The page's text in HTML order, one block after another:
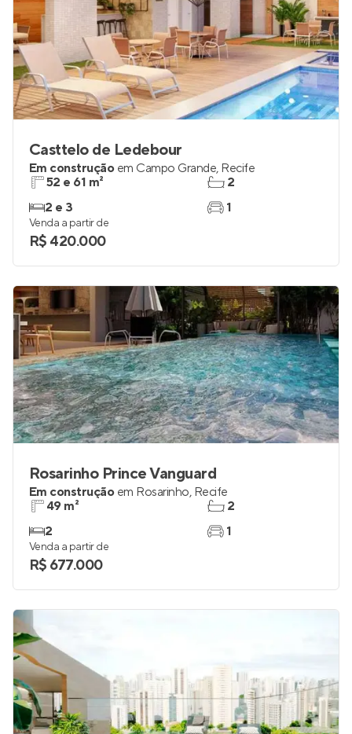
Casttelo de Ledebour
Em construção em Campo Grande, Recife
52 e 61 m²
2 e 3
2
1
Venda a partir de
R$ 420.000
Rosarinho Prince Vanguard
Em construção em Rosarinho, Recife
49 m²
2
2
1
Venda a partir de
R$ 677.000